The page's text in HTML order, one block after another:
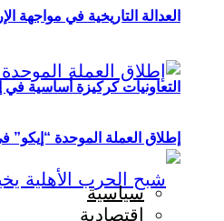
التعاونيات كركيزة أساسية في
العدالة التاريخية في مواجهة
إطلاق العملة الموحدة “إيكو” في 2027.. “إيكواس” تمضي قدمًا دون
سياسية
اقتصادية